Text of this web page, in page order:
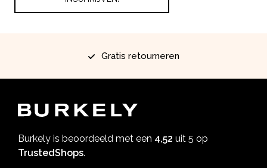
Gratis retourneren
Burkely is beoordeeld met een 4,52 uit 5 op
TrustedShops.